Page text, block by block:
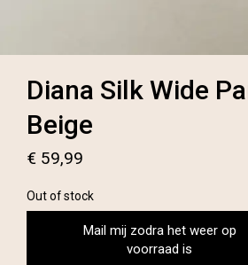
Diana Silk Wide
Beige
€ 59,99
Out of stock
Mail mij zodra het weer op
voorraad is